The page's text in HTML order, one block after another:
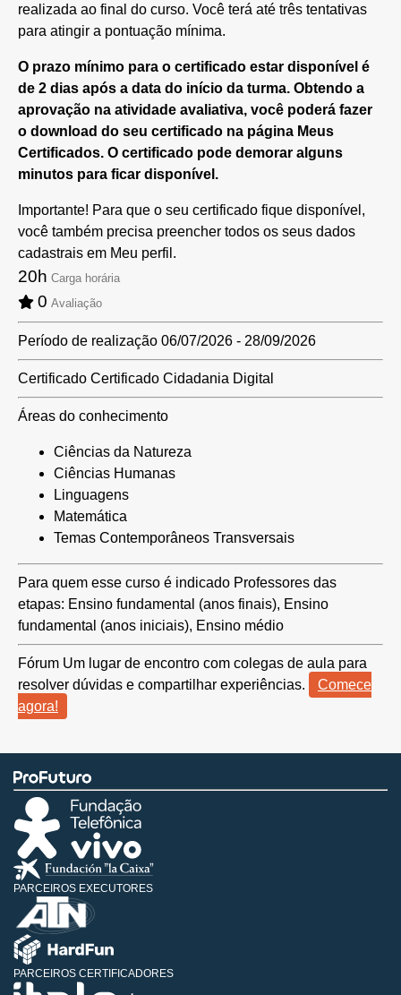
realizada ao final do curso. Você terá até três tentativas
para atingir a pontuação mínima.
O prazo mínimo para o certificado estar disponível é
de 2 dias após a data do início da turma. Obtendo a
aprovação na atividade avaliativa, você poderá fazer
o download do seu certificado na página Meus
Certificados. O certificado pode demorar alguns
minutos para ficar disponível.
Importante! Para que o seu certificado fique disponível,
você também precisa preencher todos os seus dados
cadastrais em Meu perfil.
20h Carga horária
0 Avaliação
Período de realização 06/07/2026 - 28/09/2026
Certificado Certificado Cidadania Digital
Áreas do conhecimento
Ciências da Natureza
Ciências Humanas
Linguagens
Matemática
Temas Contemporâneos Transversais
Para quem esse curso é indicado Professores das
etapas: Ensino fundamental (anos finais), Ensino
fundamental (anos iniciais), Ensino médio
Fórum Um lugar de encontro com colegas de aula para
resolver dúvidas e compartilhar experiências.
Comece
agora!
PARCEIROS EXECUTORES
PARCEIROS CERTIFICADORES